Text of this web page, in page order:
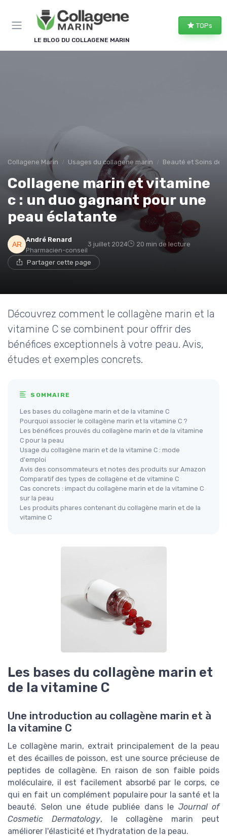
LE BLOG DU COLLAGENE MARIN
TOPs
Collagene Marin Usages du collagene marin Beauté et Soins de
Collagene marin et vitamine
c : un duo gagnant pour une
peau éclatante
André Renard
Pharmacien-conseil
3 juillet 2024 20 min de lecture
Partager cette page
Découvrez comment le collagène marin et la
vitamine C se combinent pour offrir des
bénéfices exceptionnels à votre peau. Avis,
études et exemples concrets.
SOMMAIRE
Les bases du collagène marin et de la vitamine C
Pourquoi associer le collagène marin et la vitamine C ?
Les bénéfices prouvés du collagène marin et de la vitamine
C pour la peau
Usage du collagène marin et de la vitamine C : mode
d'emploi
Avis des consommateurs et notes des produits sur Amazon
Comparatif des types de collagène et de vitamine C
Cas concrets : impact du collagène marin et de la vitamine C
sur la peau
Les produits phares contenant du collagène marin et de la
vitamine C
Les bases du collagène marin et
de la vitamine C
Une introduction au collagène marin et à
la vitamine C
Le collagène marin, extrait principalement de la peau
et des écailles de poisson, est une source précieuse de
peptides de collagène. En raison de son faible poids
moléculaire, il est facilement absorbé par le corps, ce
qui en fait un complément populaire pour la santé et la
beauté. Selon une étude publiée dans le Journal of
Cosmetic Dermatology, le collagène marin peut
améliorer l'élasticité et l'hydratation de la peau.